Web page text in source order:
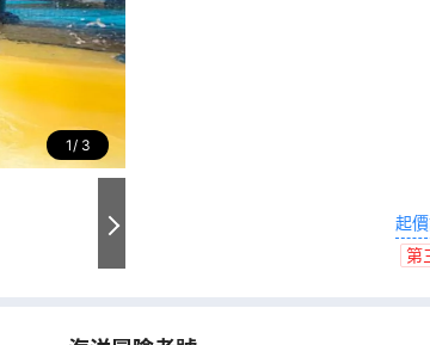
1 3
起
第